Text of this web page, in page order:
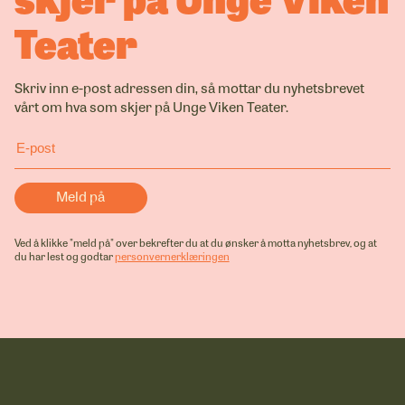
Teater
Skriv inn e-post adressen din, så mottar du nyhetsbrevet
vårt om hva som skjer på Unge Viken Teater.
Ved å klikke "meld på" over bekrefter du at du ønsker å motta nyhetsbrev, og at
du har lest og godtarpersonvernerklæringen